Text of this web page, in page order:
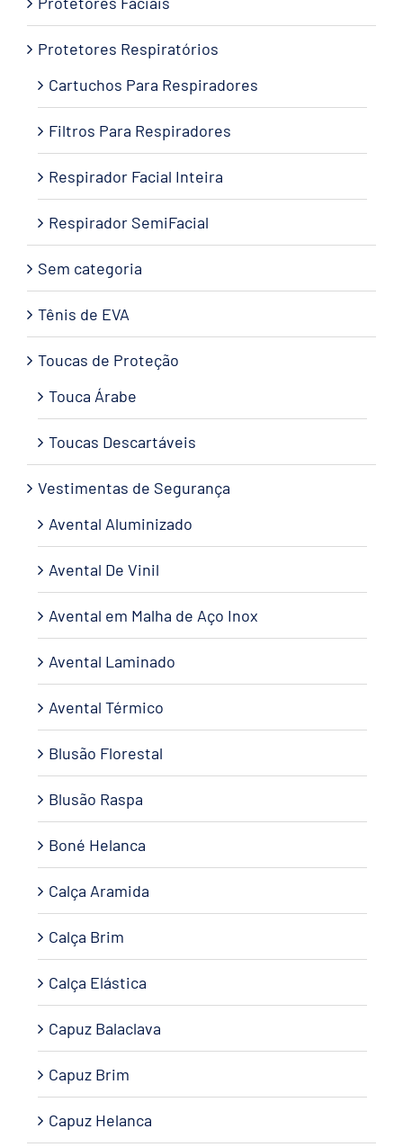
Protetores Respiratórios
Cartuchos Para Respiradores
Filtros Para Respiradores
Respirador Facial Inteira
Respirador SemiFacial
Sem categoria
Tênis de EVA
Toucas de Proteção
Touca Árabe
Toucas Descartáveis
Vestimentas de Segurança
Avental Aluminizado
Avental De Vinil
Avental em Malha de Aço Inox
Avental Laminado
Avental Térmico
Blusão Florestal
Blusão Raspa
Boné Helanca
Calça Aramida
Calça Brim
Calça Elástica
Capuz Balaclava
Capuz Brim
Capuz Helanca